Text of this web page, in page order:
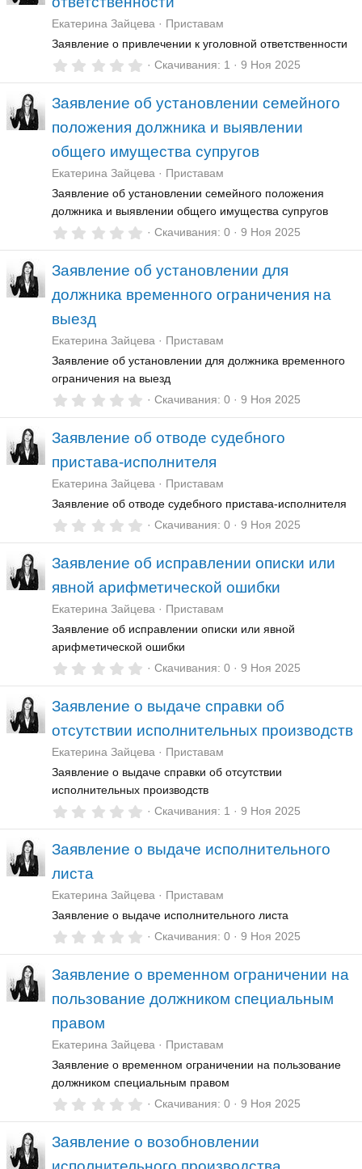
в
з
д
Екатерина Зайцева
Приставам
Заявление о привлечении к уголовной ответственности
0
0
в
з
Скачивания 1 9 Ноя 2025
Заявление об установлении семейного
положения должника и выявлении
общего имущества супругов
Екатерина Зайцева
Приставам
Заявление об установлении семейного положения
должника и выявлении общего имущества супругов
0
0
в
Скачивания 0 9 Ноя 2025
Заявление об установлении для
должника временного ограничения на
выезд
Екатерина Зайцева
Приставам
Заявление об установлении для должника временного
ограничения на выезд
0
0
в
з
д
Скачивания 0 9 Ноя 2025
Заявление об отводе судебного
пристава-исполнителя
Екатерина Зайцева
Приставам
Заявление об отводе судебного пристава-исполнителя
0
0
в
з
д
Скачивания 0 9 Ноя 2025
Заявление об исправлении описки или
явной арифметической ошибки
Екатерина Зайцева
Приставам
Заявление об исправлении описки или явной
арифметической ошибки
0
0
в
з
д
Скачивания 0 9 Ноя 2025
Заявление о выдаче справки об
отсутствии исполнительных производств
Екатерина Зайцева
Приставам
Заявление о выдаче справки об отсутствии
исполнительных производств
0
0
з
д
Скачивания 1 9 Ноя 2025
Заявление о выдаче исполнительного
листа
Екатерина Зайцева
Приставам
Заявление о выдаче исполнительного листа
0
0
в
Скачивания 0 9 Ноя 2025
Заявление о временном ограничении на
пользование должником специальным
правом
Екатерина Зайцева
Приставам
Заявление о временном ограничении на пользование
должником специальным правом
0
0
Скачивания 0 9 Ноя 2025
Заявление о возобновлении